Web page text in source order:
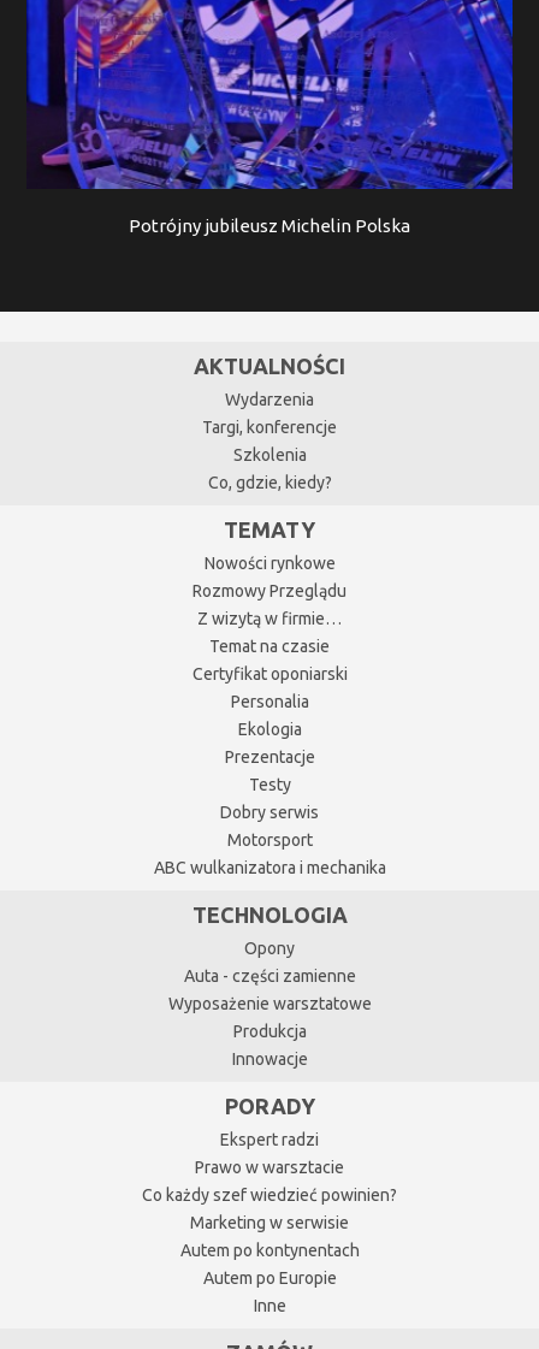
Potrójny jubileusz Michelin Polska
AKTUALNOŚCI
Wydarzenia
Targi, konferencje
Szkolenia
Co, gdzie, kiedy?
TEMATY
Nowości rynkowe
Rozmowy Przeglądu
Z wizytą w firmie…
Temat na czasie
Certyfikat oponiarski
Personalia
Ekologia
Prezentacje
Testy
Dobry serwis
Motorsport
ABC wulkanizatora i mechanika
TECHNOLOGIA
Opony
Auta - części zamienne
Wyposażenie warsztatowe
Produkcja
Innowacje
PORADY
Ekspert radzi
Prawo w warsztacie
Co każdy szef wiedzieć powinien?
Marketing w serwisie
Autem po kontynentach
Autem po Europie
Inne